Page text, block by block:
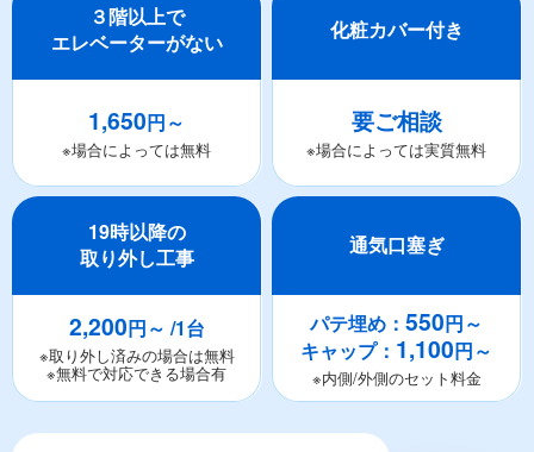
３階以上で
エレベーターがない
1,650円～
※場合によっては無料
化粧カバー付き
要ご相談
※場合によっては実質無料
19時以降の
取り外し工事
2,200円～ /1台
※取り外し済みの場合は無料
※無料で対応できる場合有
通気口塞ぎ
パテ埋め：550円～
キャップ： 1,100円～
※内側/外側のセット料金